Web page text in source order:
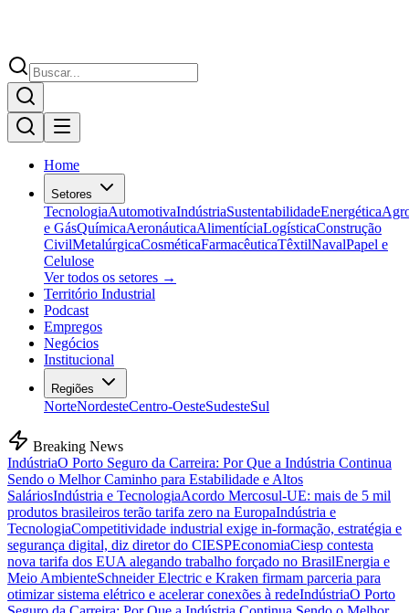
Home
Setores
TecnologiaAutomotivaIndústriaSustentabilidadeEnergética
e GásQuímicaAeronáuticaAlimentíciaLogísticaConstrução
CivilMetalúrgicaCosméticaFarmacêuticaTêxtilNavalPapel e
Celulose
Ver todos os setores →
Território Industrial
Podcast
Empregos
Negócios
Institucional
Regiões
NorteNordesteCentro-OesteSudesteSul
Breaking News
IndústriaO Porto Seguro da Carreira: Por Que a Indústria Continua
Sendo o Melhor Caminho para Estabilidade e Altos
SaláriosIndústria e TecnologiaAcordo Mercosul-UE: mais de 5 mil
produtos brasileiros terão tarifa zero na EuropaIndústria e
TecnologiaCompetitividade industrial exige in-formação, estratégia e
segurança digital, diz diretor do CIESPEconomiaCiesp contesta
nova tarifa dos EUA alegando trabalho forçado no BrasilEnergia e
Meio AmbienteSchneider Electric e Kraken firmam parceria para
otimizar sistema elétrico e acelerar conexões à redeIndústriaO Porto